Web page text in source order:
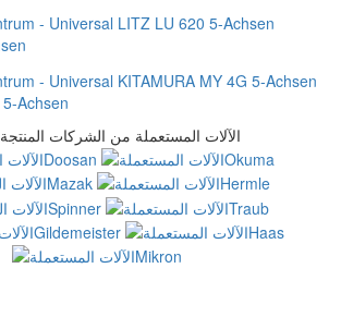
Achsen
الآلات المستعملة من الشركات المنتجة